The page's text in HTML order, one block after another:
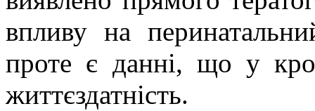
впливу на
проте є данні, що у
життєздатність.